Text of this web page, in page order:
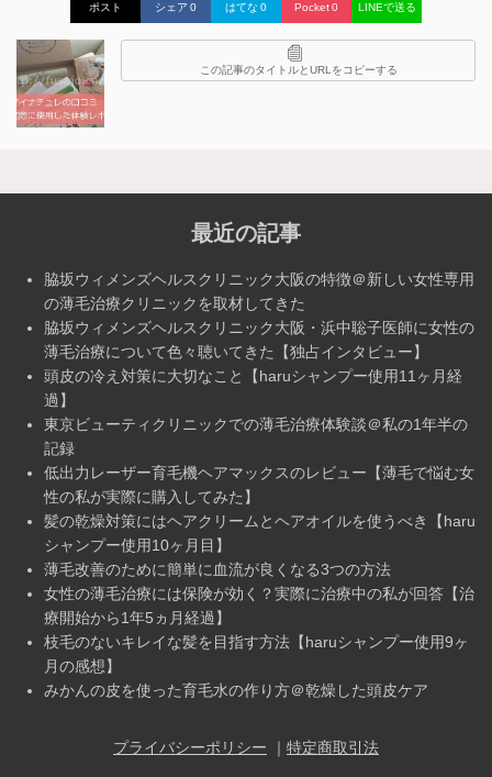
ポスト シェア 0 はてな 0 Pocket0 LINEで送る
この記事のタイトルとURLをコピーする
最近の記事
脇坂ウィメンズヘルスクリニック大阪の特徴＠新しい女性専用
の薄毛治療クリニックを取材してきた
脇坂ウィメンズヘルスクリニック大阪・浜中聡子医師に女性の
薄毛治療について色々聴いてきた【独占インタビュー】
頭皮の冷え対策に大切なこと【haruシャンプー使用11ヶ月経
過】
東京ビューティクリニックでの薄毛治療体験談＠私の1年半の
記録
低出力レーザー育毛機ヘアマックスのレビュー【薄毛で悩む女
性の私が実際に購入してみた】
髪の乾燥対策にはヘアクリームとヘアオイルを使うべき【haru
シャンプー使用10ヶ月目】
薄毛改善のために簡単に血流が良くなる3つの方法
女性の薄毛治療には保険が効く？実際に治療中の私が回答【治
療開始から1年5ヵ月経過】
枝毛のないキレイな髪を目指す方法【haruシャンプー使用9ヶ
月の感想】
みかんの皮を使った育毛水の作り方＠乾燥した頭皮ケア
プライバシーポリシー ｜ 特定商取引法